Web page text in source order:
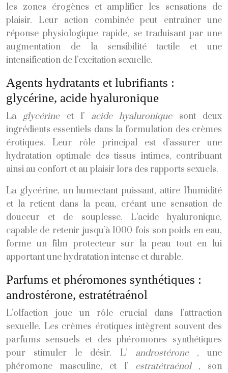
les zones érogènes et amplifier les sensations de
plaisir. Leur action combinée peut entraîner une
réponse physiologique rapide, se traduisant par une
augmentation de la sensibilité tactile et une
intensification de l’excitation sexuelle.
Agents hydratants et lubrifiants :
glycérine, acide hyaluronique
La glycérine et l’ acide hyaluronique sont deux
ingrédients essentiels dans la formulation des crèmes
érotiques. Leur rôle principal est d’assurer une
hydratation optimale des tissus intimes, contribuant
ainsi au confort et au plaisir lors des rapports sexuels.
La glycérine, un humectant puissant, attire l’humidité
et la retient dans la peau, créant une sensation de
douceur et de souplesse. L’acide hyaluronique,
capable de retenir jusqu’à 1000 fois son poids en eau,
forme un film protecteur sur la peau tout en lui
apportant une hydratation intense et durable.
Parfums et phéromones synthétiques :
androstérone, estratétraénol
L’olfaction joue un rôle crucial dans l’attraction
sexuelle. Les crèmes érotiques intègrent souvent des
parfums sensuels et des phéromones synthétiques
pour stimuler le désir. L’ androstérone , une
phéromone masculine, et l’ estratétraénol , son